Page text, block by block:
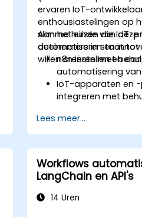
ervaren IoT-
enthousiastelingen op
slimme huizen die IoT-
automatiseren en
willen creëren met
Aan het einde van deze
deelnemers in staat tot
n8n instellen en
automatisering
IoT-apparaten en
integreren met
Op maat gemaakte
implementeren
processen te
IoT-protocollen zoals
API's gebruiken
IoT-
monitoren,
Lees meer...
Workflows
LangChain en API's
14 Uren